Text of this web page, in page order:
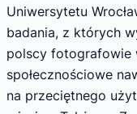
Uniwersytetu
badania, z których
polscy fotografowie
społecznościowe
na przeciętnego